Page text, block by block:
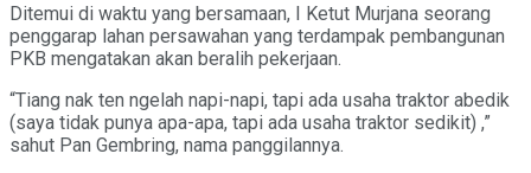
Ditemui di waktu yang bersamaan, I Ketut Murjana seorang
penggarap lahan persawahan yang terdampak pembangunan
PKB mengatakan akan beralih pekerjaan.
“Tiang nak ten ngelah napi-napi, tapi ada usaha traktor abedik
(saya tidak punya apa-apa, tapi ada usaha traktor sedikit) ,”
sahut Pan Gembring, nama panggilannya.